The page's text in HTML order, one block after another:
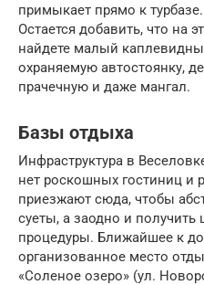
примыкает прямо к
Остается добавить, что на
найдете малый
охраняемую автостоянку,
прачечную и даже мангал.
Базы отдыха
Инфраструктура в
нет роскошных гостиниц и
приезжают сюда, чтобы
суеты, а заодно и
процедуры. Ближайшее к
организованное место
«Соленое озеро» (ул.